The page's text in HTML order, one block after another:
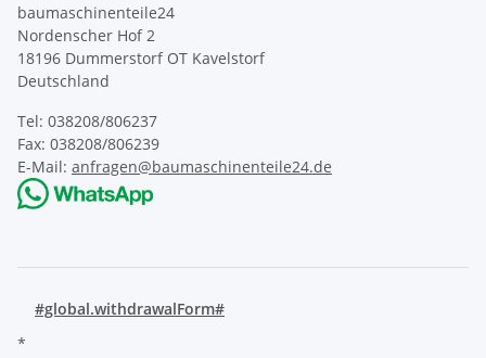
baumaschinenteile24
Nordenscher Hof 2
18196 Dummerstorf OT Kavelstorf
Deutschland
Tel: 038208/806237
Fax: 038208/806239
E-Mail: anfragen@baumaschinenteile24.de
#global.withdrawalForm#
*